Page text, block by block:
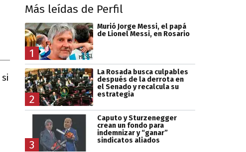
si
Más leídas de Perfil
1
Murió Jorge Messi, el papá
de Lionel Messi, en Rosario
2
La Rosada busca culpables
después de la derrota en
el Senado y recalcula su
estrategia
3
Caputo y Sturzenegger
crean un fondo para
indemnizar y “ganar”
sindicatos aliados